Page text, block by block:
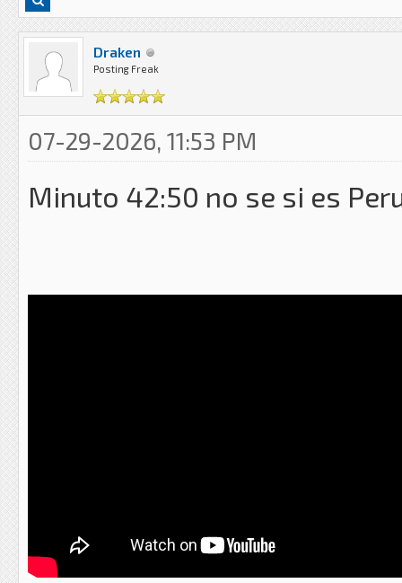
Draken
Posting Freak
07-29-2026, 11:53 PM
Minuto 42:50 no se si es